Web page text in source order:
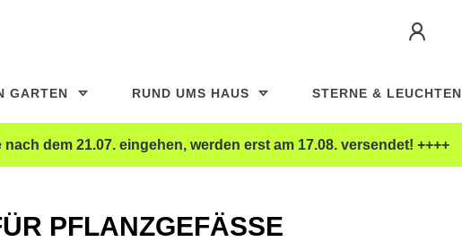
GARTEN RUND UMS HAUS STERNE & LEUCHTEN
dem 21.07. eingehen, werden erst am 17.08. versendet! ++++
PFLANZGEFÄSSE